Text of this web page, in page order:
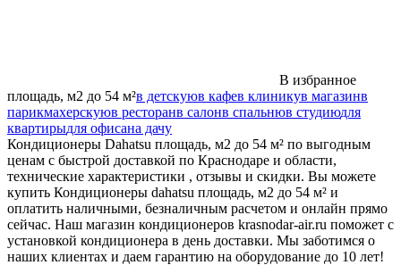
В избранное
площадь, м2 до 54 м²в детскуюв кафев клиникув магазинв
парикмахерскуюв ресторанв салонв спальнюв студиюдля
квартирыдля офисана дачу
Кондиционеры Dahatsu площадь, м2 до 54 м² по выгодным
ценам с быстрой доставкой по Краснодаре и области,
технические характеристики , отзывы и скидки. Вы можете
купить Кондиционеры dahatsu площадь, м2 до 54 м² и
оплатить наличными, безналичным расчетом и онлайн прямо
сейчас. Наш магазин кондиционеров krasnodar-air.ru поможет с
установкой кондиционера в день доставки. Мы заботимся о
наших клиентах и даем гарантию на оборудование до 10 лет!